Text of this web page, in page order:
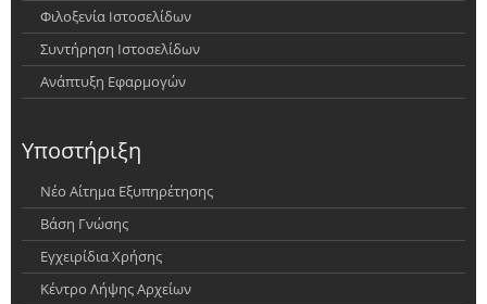
Φιλοξενία Ιστοσελίδων
Συντήρηση Ιστοσελίδων
Ανάπτυξη Εφαρμογών
Υποστήριξη
Νέο Αίτημα Εξυπηρέτησης
Βάση Γνώσης
Εγχειρίδια Χρήσης
Κέντρο Λήψης Αρχείων